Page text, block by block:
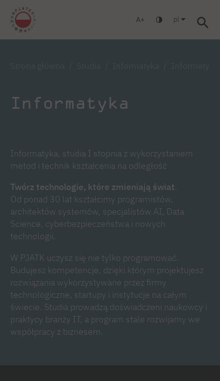
Warszawa Gdańsk Liceum Studia podyplomowe
A pl
Informatyka
Informatyka, studia I stopnia z wykorzystaniem
metod i technik kształcenia na odległość
Twórz technologie, które zmieniają świat.
Od ponad 30 lat kształcimy programistów,
architektów systemów, specjalistów AI, Data
Science, cyberbezpieczeństwa i nowych
technologii.
W PJATK uczysz się nie tylko programować.
Budujesz kompetencje, dzięki którym projektujesz
rozwiązania wykorzystywane przez firmy
technologiczne, startupy i instytucje na całym
świecie. Studia prowadzą doświadczeni naukowcy i
praktycy branży IT, a program stale rozwijamy we
współpracy z biznesem.